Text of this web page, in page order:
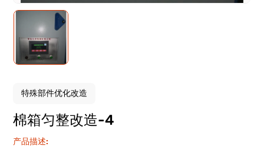
特殊部件优化改造
棉箱匀整改造-4
产品描述: